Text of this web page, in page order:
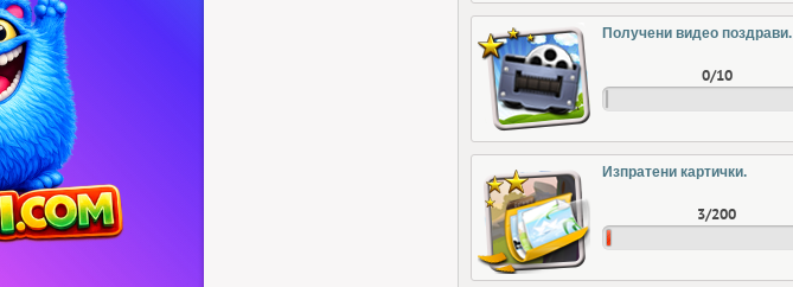
Получени видео поздрави.
0/10
Изпратени картички.
3/200